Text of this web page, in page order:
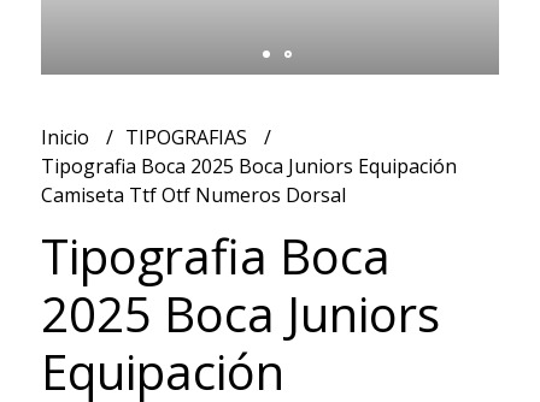
Inicio
TIPOGRAFIAS
Tipografia Boca 2025 Boca Juniors Equipación
Camiseta Ttf Otf Numeros Dorsal
Tipografia Boca
2025 Boca Juniors
Equipación